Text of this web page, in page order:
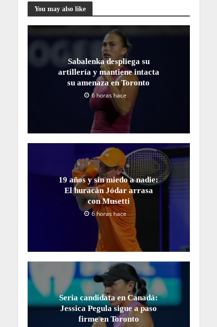
You may also like
Sabalenka despliega su
artillería y mantiene intacta
su amenaza en Toronto
6 horas hace
19 años y sin miedo a nadie:
El huracán Jódar arrasa
con Musetti
6 horas hace
Seria candidata en Canadá:
Jessica Pegula sigue a paso
firme en Toronto